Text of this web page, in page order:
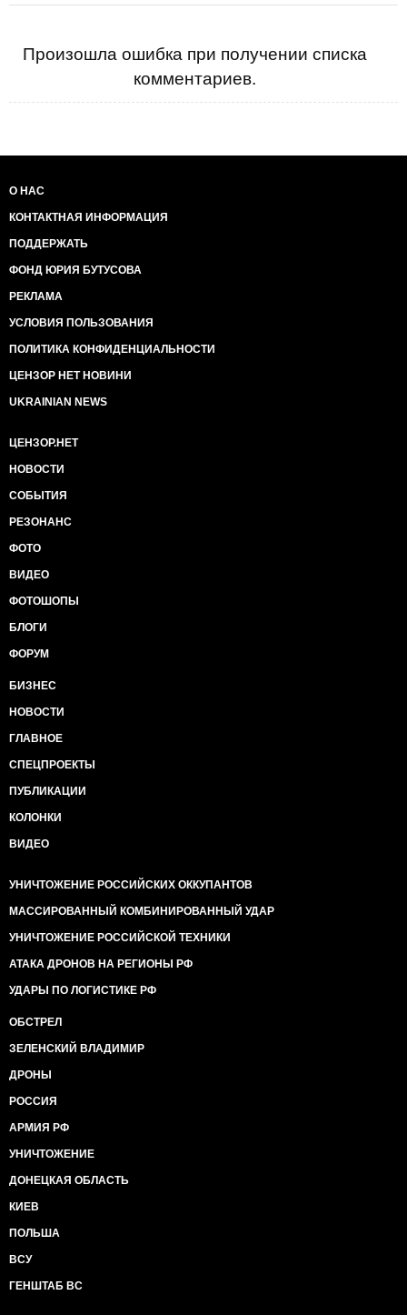
Произошла ошибка при получении списка
комментариев.
О НАС
КОНТАКТНАЯ ИНФОРМАЦИЯ
ПОДДЕРЖАТЬ
ФОНД ЮРИЯ БУТУСОВА
РЕКЛАМА
УСЛОВИЯ ПОЛЬЗОВАНИЯ
ПОЛИТИКА КОНФИДЕНЦИАЛЬНОСТИ
ЦЕНЗОР НЕТ НОВИНИ
UKRAINIAN NEWS
ЦЕНЗОР.НЕТ
НОВОСТИ
СОБЫТИЯ
РЕЗОНАНС
ФОТО
ВИДЕО
ФОТОШОПЫ
БЛОГИ
ФОРУМ
БИЗНЕС
НОВОСТИ
ГЛАВНОЕ
СПЕЦПРОЕКТЫ
ПУБЛИКАЦИИ
КОЛОНКИ
ВИДЕО
УНИЧТОЖЕНИЕ РОССИЙСКИХ ОККУПАНТОВ
МАССИРОВАННЫЙ КОМБИНИРОВАННЫЙ УДАР
УНИЧТОЖЕНИЕ РОССИЙСКОЙ ТЕХНИКИ
АТАКА ДРОНОВ НА РЕГИОНЫ РФ
УДАРЫ ПО ЛОГИСТИКЕ РФ
ОБСТРЕЛ
ЗЕЛЕНСКИЙ ВЛАДИМИР
ДРОНЫ
РОССИЯ
АРМИЯ РФ
УНИЧТОЖЕНИЕ
ДОНЕЦКАЯ ОБЛАСТЬ
КИЕВ
ПОЛЬША
ВСУ
ГЕНШТАБ ВС